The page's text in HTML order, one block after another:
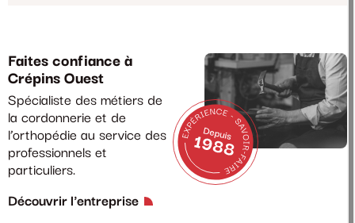
Faites confiance à
Crépins Ouest
Spécialiste des métiers de
la cordonnerie et de
l’orthopédie au service des
professionnels et
particuliers.
Découvrir l'entreprise